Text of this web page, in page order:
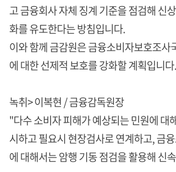
고 금융회사 자체 징계 기준을 점검해 신
화를 유도한다는 방침입니다.
이와 함께 금감원은 금융소비자보호조사
에 대한 선제적 보호를 강화할 계획입니다.
녹취> 이복현 / 금융감독원장
"다수 소비자 피해가 예상되는 민원에 대
시하고 필요시 현장검사로 연계하고, 금
에 대해서는 암행 기동 점검을 활용해 신